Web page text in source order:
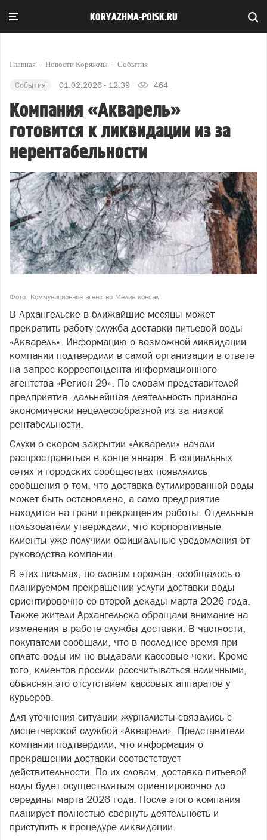
KORYAZHMA-POISK.RU
Главная Новости Коряжмы События
События 01.02.2026 - 12:39 464
Компания «Акварель»
готовится к ликвидации из за
нерентабельности
Фото: Коммуниционное агенство Медиа консалт
В Архангельске в ближайшие месяцы может
прекратить работу служба доставки питьевой воды
«Акварель». Информацию о возможной ликвидации
компании подтвердили в самой организации в ответе
на запрос корреспондента информационного
агентства «Регион 29». По словам представителей
предприятия, дальнейшая деятельность признана
экономически нецелесообразной из за низкой
рентабельности.
Слухи о скором закрытии «Акварели» начали
распространяться в конце января. В социальных
сетях и городских сообществах появлялись
сообщения о том, что доставка бутилированной воды
может быть остановлена, а само предприятие
находится на грани прекращения работы. Отдельные
пользователи утверждали, что корпоративные
клиенты уже получили официальные уведомления от
руководства компании.
В этих письмах, по словам горожан, сообщалось о
планируемом прекращении услуги доставки воды
ориентировочно со второй декады марта 2026 года.
Также жители Архангельска обращали внимание на
изменения в работе службы доставки. В частности,
покупатели сообщали, что в последнее время при
оплате воды им не выдавали кассовые чеки. Кроме
того, клиентов просили рассчитываться наличными,
объясняя это отсутствием кассовых аппаратов у
курьеров.
Для уточнения ситуации журналисты связались с
диспетчерской службой «Акварели». Представители
компании подтвердили, что информация о
прекращении доставки соответствует
действительности. По их словам, доставка питьевой
воды будет осуществляться ориентировочно до
середины марта 2026 года. После этого компания
планирует полностью свернуть деятельность и
приступить к процедуре ликвидации.